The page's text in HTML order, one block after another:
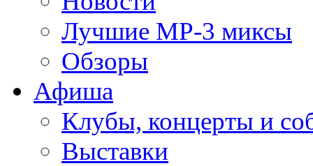
Лучшие MP-3 миксы
Обзоры
Афиша
Клубы, концерты и
Выставки